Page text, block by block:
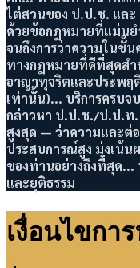
ไต่สวนของ ป.ป.ช. แล
ด้วยข้อกฎหมายที่แม่นย
จนถึงการว่าความในชั้น
ทางกฎหมายที่ดีที่สุดสำ
อาญาทุจริตและประพฤ
เท่านั้น)... บริการครบจ
กล่าวหา ป.ป.ช./ป.ป.ท.
สูงสุด — ว่าความและต่
ประสบการณ์สูง มุ่งเน้น
ของท่านอย่างถึงที่สุด...
และยุติธรรม
เงื่อนไขกา